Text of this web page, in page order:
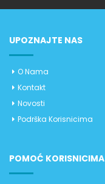
UPOZNAJTE NAS
O Nama
Kontakt
Novosti
Podrška Korisnicima
POMOĆ KORISNICIMA